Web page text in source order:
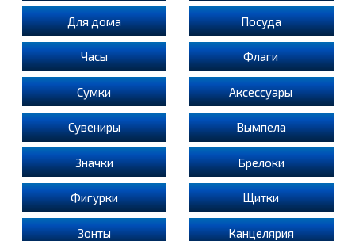
Для дома Посуда
Часы Флаги
Сумки Аксессуары
Сувениры Вымпела
Значки Брелоки
Фигурки Щитки
Зонты Канцелярия